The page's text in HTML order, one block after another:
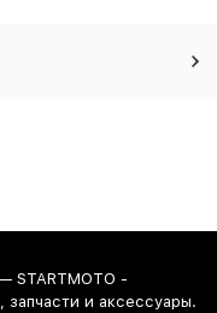
STARTMOTO -
и аксессуары.